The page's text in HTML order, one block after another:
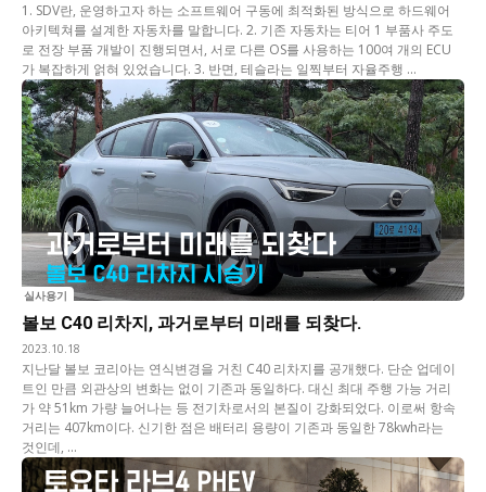
1. SDV란, 운영하고자 하는 소프트웨어 구동에 최적화된 방식으로 하드웨어
아키텍쳐를 설계한 자동차를 말합니다. 2. 기존 자동차는 티어 1 부품사 주도
로 전장 부품 개발이 진행되면서, 서로 다른 OS를 사용하는 100여 개의 ECU
가 복잡하게 얽혀 있었습니다. 3. 반면, 테슬라는 일찍부터 자율주행 ...
실사용기
볼보 C40 리차지, 과거로부터 미래를 되찾다.
2023.10.18
지난달 볼보 코리아는 연식변경을 거친 C40 리차지를 공개했다. 단순 업데이
트인 만큼 외관상의 변화는 없이 기존과 동일하다. 대신 최대 주행 가능 거리
가 약 51km 가량 늘어나는 등 전기차로서의 본질이 강화되었다. 이로써 항속
거리는 407km이다. 신기한 점은 배터리 용량이 기존과 동일한 78kwh라는
것인데, ...